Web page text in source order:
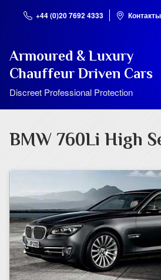
+44 (0)20 7692 4333 Контакты
Armoured & Luxury
Chauffeur Driven Cars
Discreet Professional Protection
BMW 760Li High